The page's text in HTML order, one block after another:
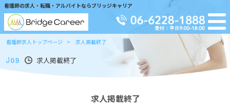
看護師の求人・転職・アルバイトならブリッジキャリア
看護師求人トップページ 求人掲載終了
求人掲載終了
求人掲載終了